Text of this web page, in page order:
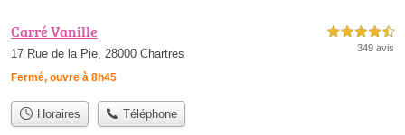
Carré Vanille
17 Rue de la Pie, 28000 Chartres
Fermé, ouvre à 8h45
4,5 étoiles sur 5
349 avis
Horaires Téléphone